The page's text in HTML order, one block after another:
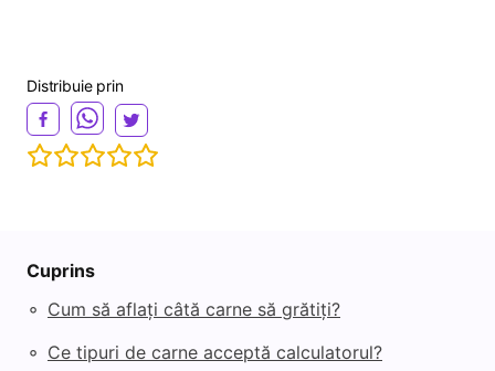
Distribuie prin
Cuprins
◦ Cum să aflați câtă carne să grătiți?
◦ Ce tipuri de carne acceptă calculatorul?